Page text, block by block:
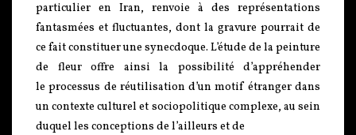
particulier en Iran, renvoie à des représentations
fantasmées et fluctuantes, dont la gravure pourrait de
ce fait constituer une synecdoque. L’étude de la peinture
de fleur offre ainsi la possibilité d’appréhender
le processus de réutilisation d’un motif étranger dans
un contexte culturel et sociopolitique complexe, au sein
duquel les conceptions de l’ailleurs et de